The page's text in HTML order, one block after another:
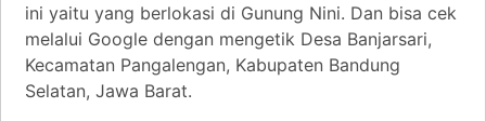
ini yaitu yang berlokasi di Gunung Nini. Dan bisa cek
melalui Google dengan mengetik Desa Banjarsari,
Kecamatan Pangalengan, Kabupaten Bandung
Selatan, Jawa Barat.